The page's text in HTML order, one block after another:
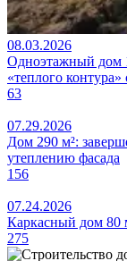
08.03.2026
Одноэтажный дом
«теплого контура»
63
07.29.2026
Дом 290 м²:
утеплению фасада
156
07.24.2026
Каркасный дом 80
275